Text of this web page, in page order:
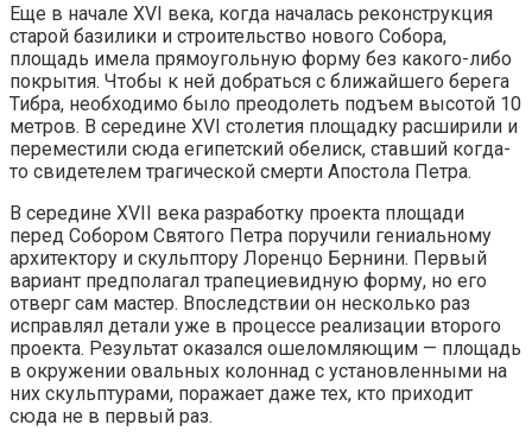
Еще в начале XVI века, когда началась реконструкция
старой базилики и строительство нового Собора,
площадь имела прямоугольную форму без какого-либо
покрытия. Чтобы к ней добраться с ближайшего берега
Тибра, необходимо было преодолеть подъем высотой 10
метров. В середине XVI столетия площадку расширили и
переместили сюда египетский обелиск, ставший когда-
то свидетелем трагической смерти Апостола Петра.
В середине XVII века разработку проекта площади
перед Собором Святого Петра поручили гениальному
архитектору и скульптору Лоренцо Бернини. Первый
вариант предполагал трапециевидную форму, но его
отверг сам мастер. Впоследствии он несколько раз
исправлял детали уже в процессе реализации второго
проекта. Результат оказался ошеломляющим — площадь
в окружении овальных колоннад с установленными на
них скульптурами, поражает даже тех, кто приходит
сюда не в первый раз.